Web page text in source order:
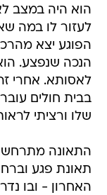
הוא היה במצב
לעזור לו במה
הפוגע יצא
הנכה שנפצע.
לאסותא. אחרי
בבית חולים
שלו ורציתי
התאונה
תאונת פגע
האחרון - ובו